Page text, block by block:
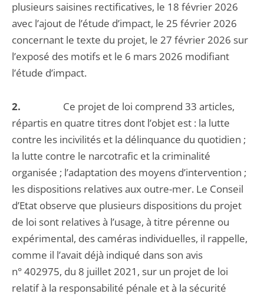
plusieurs saisines rectificatives, le 18 février 2026
avec l’ajout de l’étude d’impact, le 25 février 2026
concernant le texte du projet, le 27 février 2026 sur
l’exposé des motifs et le 6 mars 2026 modifiant
l’étude d’impact.
2. Ce projet de loi comprend 33 articles,
répartis en quatre titres dont l’objet est : la lutte
contre les incivilités et la délinquance du quotidien ;
la lutte contre le narcotrafic et la criminalité
organisée ; l’adaptation des moyens d’intervention ;
les dispositions relatives aux outre-mer. Le Conseil
d’Etat observe que plusieurs dispositions du projet
de loi sont relatives à l’usage, à titre pérenne ou
expérimental, des caméras individuelles, il rappelle,
comme il l’avait déjà indiqué dans son avis
n° 402975, du 8 juillet 2021, sur un projet de loi
relatif à la responsabilité pénale et à la sécurité